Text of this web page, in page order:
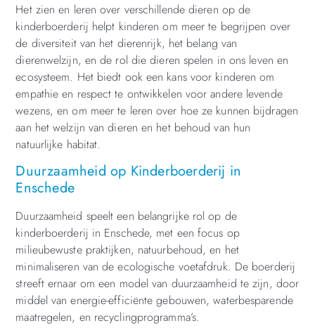
Het zien en leren over verschillende dieren op de
kinderboerderij helpt kinderen om meer te begrijpen over
de diversiteit van het dierenrijk, het belang van
dierenwelzijn, en de rol die dieren spelen in ons leven en
ecosysteem. Het biedt ook een kans voor kinderen om
empathie en respect te ontwikkelen voor andere levende
wezens, en om meer te leren over hoe ze kunnen bijdragen
aan het welzijn van dieren en het behoud van hun
natuurlijke habitat.
Duurzaamheid op Kinderboerderij in
Enschede
Duurzaamheid speelt een belangrijke rol op de
kinderboerderij in Enschede, met een focus op
milieubewuste praktijken, natuurbehoud, en het
minimaliseren van de ecologische voetafdruk. De boerderij
streeft ernaar om een model van duurzaamheid te zijn, door
middel van energie-efficiënte gebouwen, waterbesparende
maatregelen, en recyclingprogramma’s.